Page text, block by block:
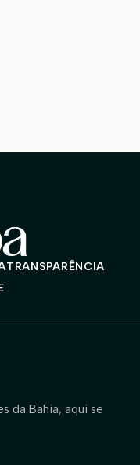
TRANSPARÊNCIA
da Bahia, aqui se